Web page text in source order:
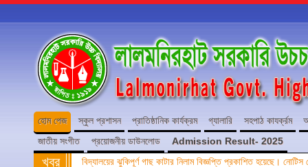
হোম পেজ স্কুল প্রশাসন প্রাতিষ্ঠানিক কার্যক্রম গ্যালারি সহপাঠ কাযর্ক্রম
জাতীয় সংগীত
প্রয়োজনীয় ডাউনলোড Admission Result- 2025
খবর বিদ্যালয়ের ঝুকিপূর্ণ গাছ কাটার নিলাম বিজ্ঞপ্তি প্রকাশিত হয়েছে।